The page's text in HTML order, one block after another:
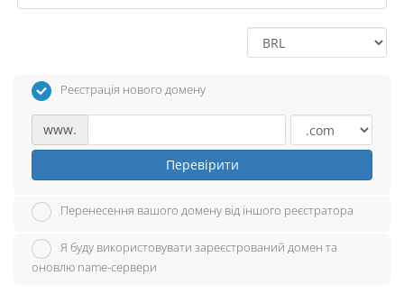
Реєстрація нового домену
www.
Перевірити
Перенесення вашого домену від іншого реєстратора
Я буду використовувати зареєстрований домен та
оновлю name-сервери